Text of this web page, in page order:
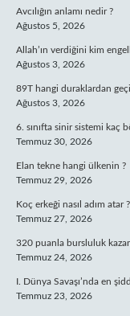
Avcılığın anlamı nedir ?
Ağustos 5, 2026
Allah’ın verdiğini kim
Ağustos 3, 2026
89T hangi duraklardan
Ağustos 3, 2026
6. sınıfta sinir sistemi kaç
Temmuz 30, 2026
Elan tekne hangi ülkenin ?
Temmuz 29, 2026
Koç erkeği nasıl adım atar ?
Temmuz 27, 2026
320 puanla bursluluk
Temmuz 24, 2026
I. Dünya Savaşı’nda en
Temmuz 23, 2026